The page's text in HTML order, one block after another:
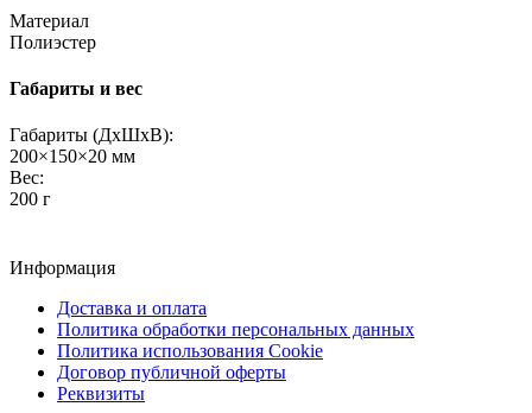
Материал
Полиэстер
Габариты и вес
Габариты (ДхШхВ):
200×150×20 мм
Вес:
200 г
Информация
Доставка и оплата
Политика обработки персональных данных
Политика использования Cookie
Договор публичной оферты
Реквизиты